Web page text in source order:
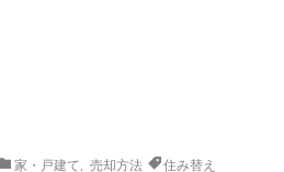
家・戸建て 売却方法 住み替え